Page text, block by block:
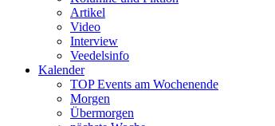
Artikel
Video
Interview
Veedelsinfo
Kalender
TOP Events am Wochenende
Morgen
Übermorgen